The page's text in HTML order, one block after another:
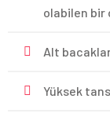
olabilen bir
Alt
Yüksek